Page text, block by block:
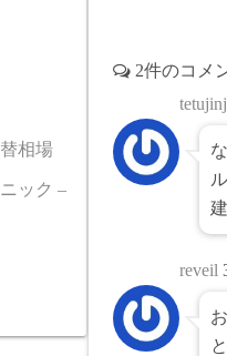
2件のコメ
reveil
相場
ック –